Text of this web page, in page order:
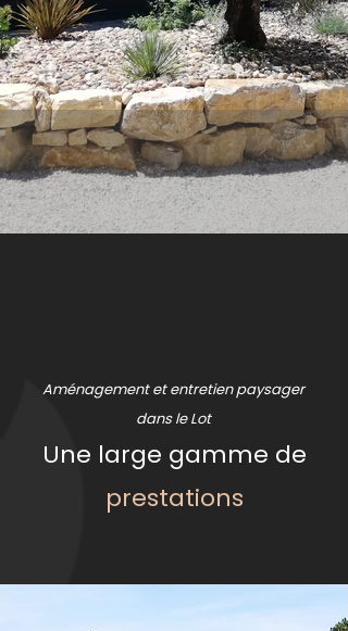
Aménagement et entretien paysager
dans le Lot
Une large gamme de
prestations